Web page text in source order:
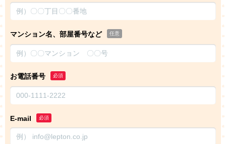
マンション名、部屋番号など 任意
お電話番号 必須
E-mail 必須